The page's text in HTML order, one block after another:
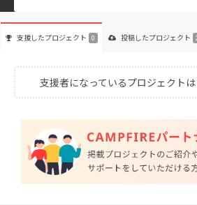
支援したプロジェクト 0 投稿したプロジェクト
支援者になっているプロジェクトは